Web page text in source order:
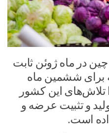
در ماه ژوئن ثابت
برای ششمین ماه
تلاش‌های این کشور
و تثبیت عرضه و
است.